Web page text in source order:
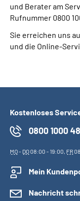
Leichte Sprache
und Berater am
Rufnummer 0800
Sie erreichen uns
und die Online-
Kostenloses
0800 1000
MO- DO08:00 - 19:00, FR
Mein
Nachricht